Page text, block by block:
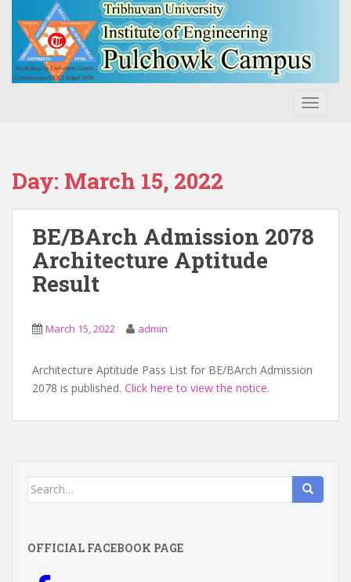
Day: March 15, 2022
BE/BArch Admission 2078
Architecture Aptitude
Result
March 15, 2022 admin
Architecture Aptitude Pass List for BE/BArch Admission
2078 is published. Click here to view the notice.
Search
OFFICIAL FACEBOOK PAGE